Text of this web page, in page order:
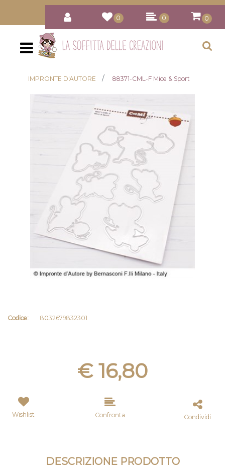
0 0 0
Open
IMPRONTE D'AUTORE 88371-CML-F Mice & Sport
Codice: 8032679832301
€ 16,80
Wishlist Confronta Condividi
DESCRIZIONE PRODOTTO